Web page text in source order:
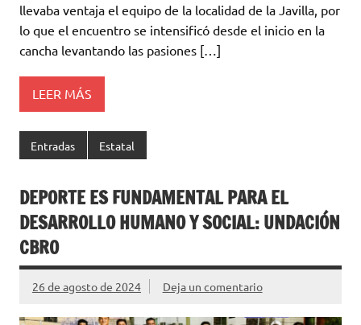
llevaba ventaja el equipo de la localidad de la Javilla, por
lo que el encuentro se intensificó desde el inicio en la
cancha levantando las pasiones […]
LEER MÁS
Entradas Estatal
DEPORTE ES FUNDAMENTAL PARA EL
DESARROLLO HUMANO Y SOCIAL: UNDACIÓN
CBRO
26 de agosto de 2024 Deja un comentario